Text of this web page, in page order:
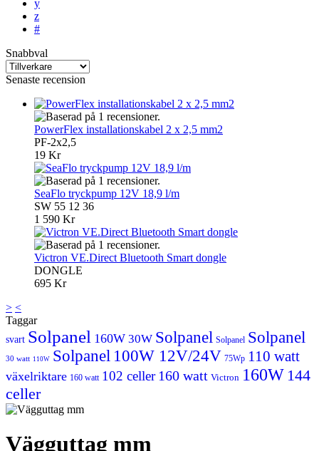
y
z
#
Snabbval
Senaste recension
PowerFlex installationskabel 2 x 2,5 mm2
PF-2x2,5
19 Kr
SeaFlo tryckpump 12V 18,9 l/m
SW 55 12 36
1 590 Kr
Victron VE.Direct Bluetooth Smart dongle
DONGLE
695 Kr
> <
Taggar
svart Solpanel 160W 30W Solpanel Solpanel Solpanel
30 watt 110W Solpanel 100W 12V/24V 75Wp 110 watt
växelriktare 160 watt 102 celler 160 watt Victron 160W 144
celler
Vägguttag mm